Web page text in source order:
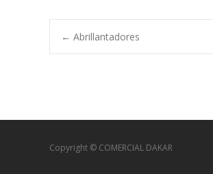
entradas
← Abrillantadores
Copyright © COMERCIAL DAKAR